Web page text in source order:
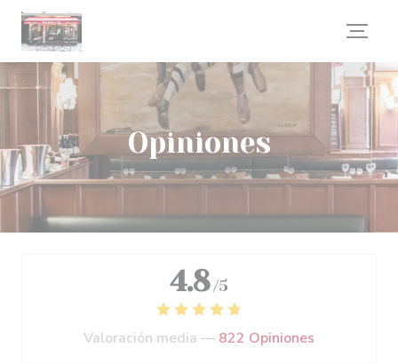
Personalización de sus opciones de cookies
Opiniones
4.8 /5
Valoración media — 822 Opiniones